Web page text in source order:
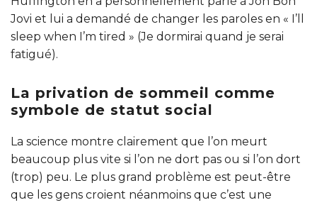
Jovi et lui a demandé de changer les paroles en « I’ll
sleep when I’m tired » (Je dormirai quand je serai
fatigué).
La privation de sommeil comme
symbole de statut social
La science montre clairement que l’on meurt
beaucoup plus vite si l’on ne dort pas ou si l’on dort
(trop) peu. Le plus grand problème est peut-être
que les gens croient néanmoins que c’est une